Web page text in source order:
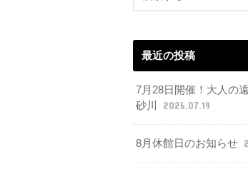
最近の投稿
7月28日開催！大人の
砂川
2026.07.19
8月休館日のお知らせ